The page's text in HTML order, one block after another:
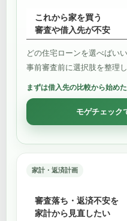
これから家を買う
審査や借入先が不安
どの住宅ローンを選べばい
事前審査前に選択肢を整理
まずは借入先の比較から始め
モゲチェック
家計・返済計画
審査落ち・返済不安を
家計から見直したい